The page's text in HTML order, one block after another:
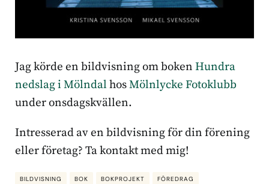
Jag körde en bildvisning om boken Hundra
nedslag i MölndalhosMölnlycke Fotoklubb
under onsdagskvällen.
Intresserad av en bildvisning för din förening
eller företag? Ta kontakt med mig!
BILDVISNING BOK BOKPROJEKT FÖREDRAG